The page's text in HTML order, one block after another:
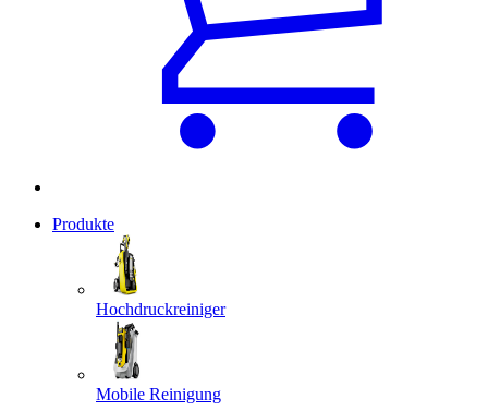
Produkte
Hochdruckreiniger
Mobile Reinigung